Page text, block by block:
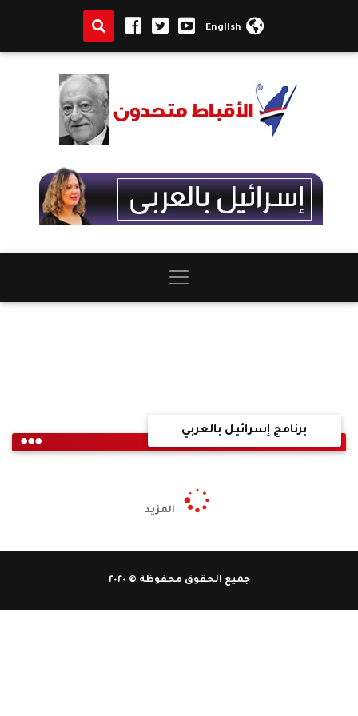
English
برنامج إسرائيل بالعربي
المزيد
جميع الحقوق محفوظة © ٢٠٢٠